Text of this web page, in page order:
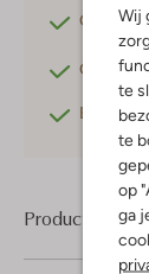
Wij
te
te
op
ga
Gratis
Gratis
Betaal
Product